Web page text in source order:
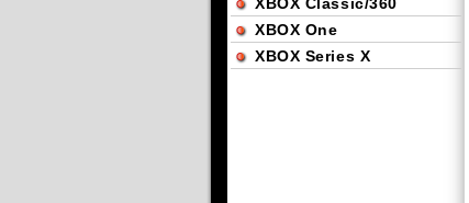
XBOX One
XBOX Series X